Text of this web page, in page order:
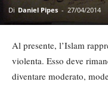
Di Daniel Pipes - 27/04/2014
Al presente, l’Islam
violenta. Esso deve
diventare moderato,